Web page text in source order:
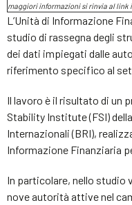
maggiori informazioni si rinvia al
L’Unità di Informazione
studio di rassegna degli
dei dati impiegati dalle
riferimento specifico al
Il lavoro è il risultato di un
Stability Institute (FSI)
Internazionali (BRI),
Informazione Finanziaria
In particolare, nello studio
nove autorità attive nel